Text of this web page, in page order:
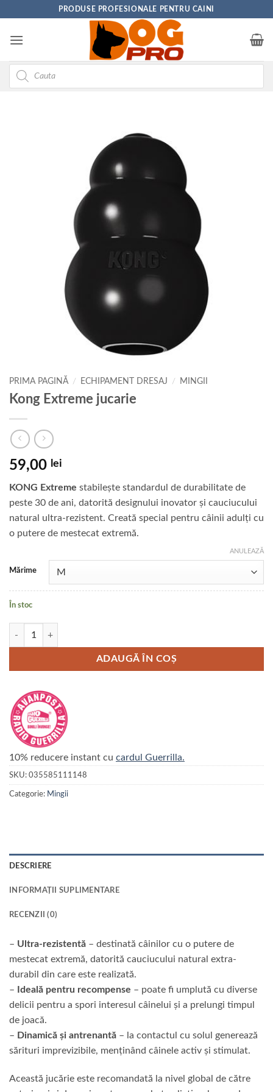
content
PRODUSE PROFESIONALE PENTRU CAINI
Products
search
PRIMA PAGINĂ / ECHIPAMENT DRESAJ / MINGII
Kong Extreme jucarie
59,00 lei
KONG Extreme stabilește standardul de durabilitate de
peste 30 de ani, datorită designului inovator și cauciucului
natural ultra-rezistent. Creată special pentru câinii adulți cu
o putere de mestecat extremă.
Mărime
ANULEAZĂ
În stoc
Cantitate Kong Extreme jucarie
ADAUGĂ ÎN COȘ
10% reducere instant cu cardul Guerrilla.
SKU: 035585111148
Categorie: Mingii
DESCRIERE
INFORMAȚII SUPLIMENTARE
RECENZII (0)
– Ultra-rezistentă – destinată câinilor cu o putere de
mestecat extremă, datorită cauciucului natural extra-
durabil din care este realizată.
–
Ideală pentru recompense – poate fi umplută cu diverse
delicii pentru a spori interesul câinelui și a prelungi timpul
de joacă.
– Dinamică și antrenantă – la contactul cu solul generează
sărituri imprevizibile, menținând câinele activ și stimulat.
Această jucărie este recomandată la nivel global de către